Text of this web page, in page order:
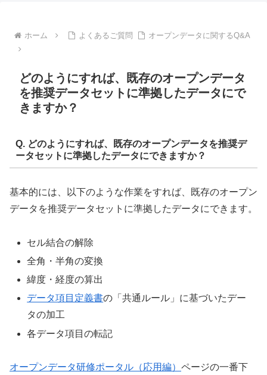
ホーム よくあるご質問 オープンデータに関するQ&A
どのようにすれば、既存のオープンデータ
を推奨データセットに準拠したデータにで
きますか？
Q. どのようにすれば、既存のオープンデータを推奨デ
ータセットに準拠したデータにできますか？
基本的には、以下のような作業をすれば、既存のオープン
データを推奨データセットに準拠したデータにできます。
セル結合の解除
全角・半角の変換
緯度・経度の算出
データ項目定義書の「共通ルール」に基づいたデー
タの加工
各データ項目の転記
オープンデータ研修ポータル（応用編） ページの一番下